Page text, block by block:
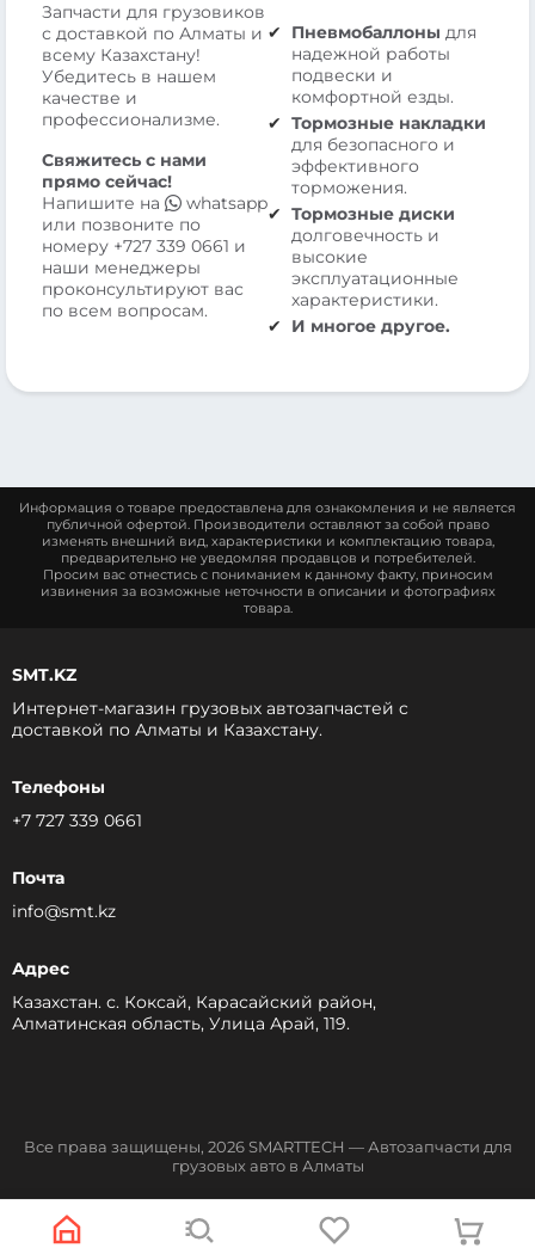
Запчасти для грузовиков
с доставкой по Алматы и
всему Казахстану!
Убедитесь в нашем
качестве и
профессионализме.
Свяжитесь с нами
прямо сейчас!
Напишите на
whatsapp
или позвоните по
номеру +727 339 0661 и
наши менеджеры
проконсультируют вас
по всем вопросам.
Пневмобаллоны для
надежной работы
подвески и
комфортной езды.
Тормозные накладки
для безопасного и
эффективного
торможения.
Тормозные диски
долговечность и
высокие
эксплуатационные
характеристики.
И многое другое.
Информация о товаре предоставлена для ознакомления и не является
публичной офертой. Производители оставляют за собой право
изменять внешний вид, характеристики и комплектацию товара,
предварительно не уведомляя продавцов и потребителей.
Просим вас отнестись с пониманием к данному факту, приносим
извинения за возможные неточности в описании и фотографиях
товара.
SMT.KZ
Интернет-магазин грузовых автозапчастей c
доставкой по Алматы и Казахстану.
Телефоны
+7 727 339 0661
Почта
info@smt.kz
Адрес
Казахстан. с. Коксай, Карасайский район,
Алматинская область, Улица Арай, 119.
Все права защищены, 2026 SMARTTECH — Автозапчасти для
грузовых авто в Алматы